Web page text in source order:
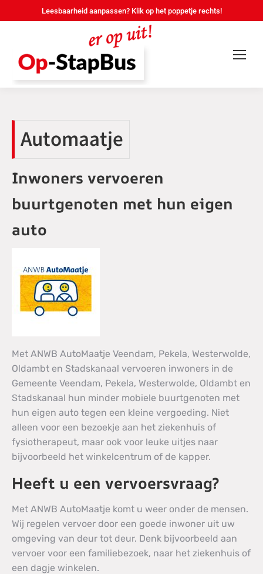
Leesbaarheid aanpassen? Klik op het poppetje rechts!
Automaatje
Inwoners vervoeren
buurtgenoten met hun eigen
auto
Met ANWB AutoMaatje Veendam, Pekela, Westerwolde,
Oldambt en Stadskanaal vervoeren inwoners in de
Gemeente Veendam, Pekela, Westerwolde, Oldambt en
Stadskanaal hun minder mobiele buurtgenoten met
hun eigen auto tegen een kleine vergoeding. Niet
alleen voor een bezoekje aan het ziekenhuis of
fysiotherapeut, maar ook voor leuke uitjes naar
bijvoorbeeld het winkelcentrum of de kapper.
Heeft u een vervoersvraag?
Met ANWB AutoMaatje komt u weer onder de mensen.
Wij regelen vervoer door een goede inwoner uit uw
omgeving van deur tot deur. Denk bijvoorbeeld aan
vervoer voor een familiebezoek, naar het ziekenhuis of
een dagje winkelen.